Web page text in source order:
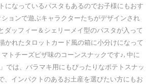
になっているパスタもあるのでお子様にもおす
ョンで遊ぶキャラクターたちがデザインされ
ッフィー＆シェリーメイ型のパスタが入って
かれたタロットカード風の箱に小分けになって
トチーズピザ味のコーンスナックです♪, 中に
では、バラマキ用にもぴったりなポテトスナッ
インパクトのあるお土産を選びたい方にもお